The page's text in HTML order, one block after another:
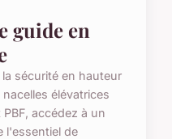
guide en
sécurité en hauteur
élévatrices
accédez à un
l'essentiel de